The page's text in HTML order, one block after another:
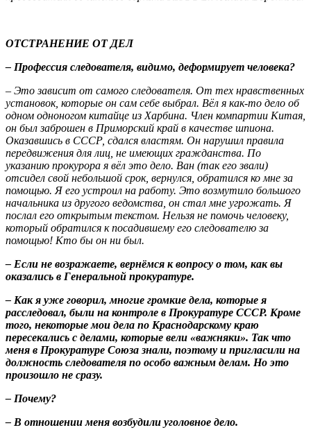
ОТСТРАНЕНИЕ ОТ ДЕЛ
– Профессия следователя, видимо, деформирует человека?
– Это зависит от самого следователя. От тех нравственных
установок, которые он сам себе выбрал. Вёл я как-то дело об
одном одноногом китайце из Харбина. Член компартии Китая,
он был заброшен в Приморский край в качестве шпиона.
Оказавшись в СССР, сдался властям. Он нарушил правила
передвижения для лиц, не имеющих гражданства. По
указанию прокурора я вёл это дело. Ван (так его звали)
отсидел свой небольшой срок, вернулся, обратился ко мне за
помощью. Я его устроил на работу. Это возмутило большого
начальника из другого ведомства, он стал мне угрожать. Я
послал его открытым текстом. Нельзя не помочь человеку,
который обратился к посадившему его следователю за
помощью! Кто бы он ни был.
– Если не возражаете, вернёмся к вопросу о том, как вы
оказались в Генеральной прокуратуре.
– Как я уже говорил, многие громкие дела, которые я
расследовал, были на контроле в Прокуратуре СССР. Кроме
того, некоторые мои дела по Краснодарскому краю
пересекались с делами, которые вели «важняки». Так что
меня в Прокуратуре Союза знали, поэтому и пригласили на
должность следователя по особо важным делам. Но это
произошло не сразу.
– Почему?
– В отношении меня возбудили уголовное дело.